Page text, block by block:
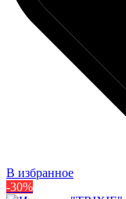
В избранное
-30%